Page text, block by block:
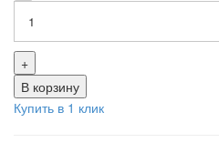
+
В корзину
Купить в 1 клик